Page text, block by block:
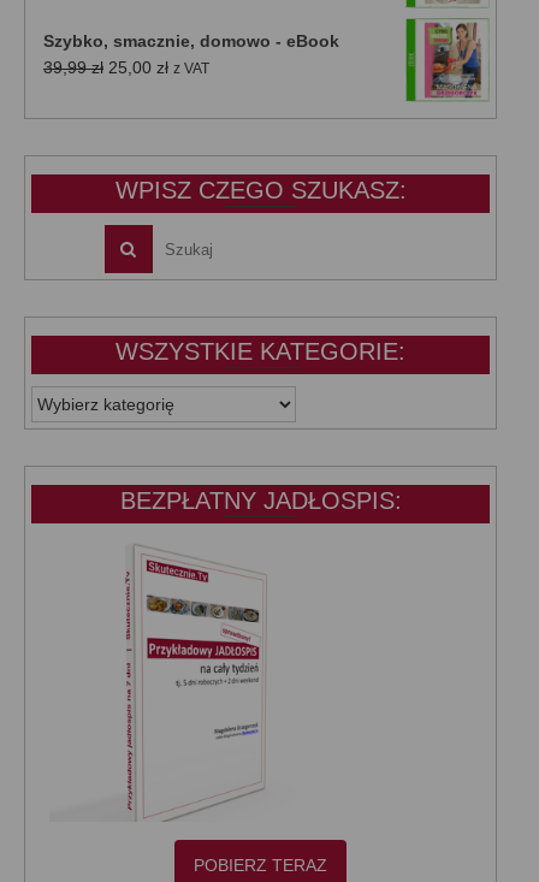
39,99 zł.25,00 zł.
Szybko, smacznie, domowo - eBook
39,99zł Pierwotna
wynosiła:
25,00 złAktualna
wynosi:
z VAT
WPISZ CZEGO SZUKASZ:
WSZYSTKIE KATEGORIE:
WSZYSTKIE
KATEGORIE:
BEZPŁATNY JADŁOSPIS:
POBIERZ TERAZ